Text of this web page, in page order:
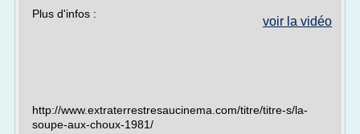
voir la vidéo
Plus d'infos :
http://www.extraterrestresaucinema.com/titre/titre-s/la-
soupe-aux-choux-1981/